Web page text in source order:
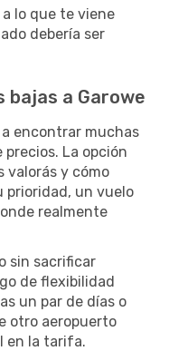
lo que te viene
debería ser
bajas a Garowe
encontrar muchas
La opción
valorás y cómo
prioridad, un vuelo
realmente
sin sacrificar
de flexibilidad
un par de días o
otro aeropuerto
en la tarifa.